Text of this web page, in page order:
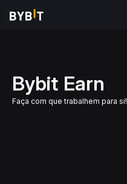
Bybit Earn
Faça com que trabalhem para si!